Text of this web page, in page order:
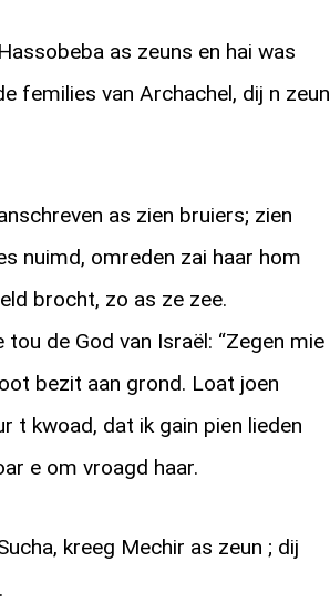
as zeuns en hai was
femilies van Archachel, dij n zeun
as zien bruiers; zien
nuimd, omreden zai haar hom
brocht, zo as ze zee.
de God van Israël: “Zegen mie
bezit aan grond. Loat joen
t kwoad, dat ik gain pien lieden
e om vroagd haar.
kreeg Mechir as zeun ; dij